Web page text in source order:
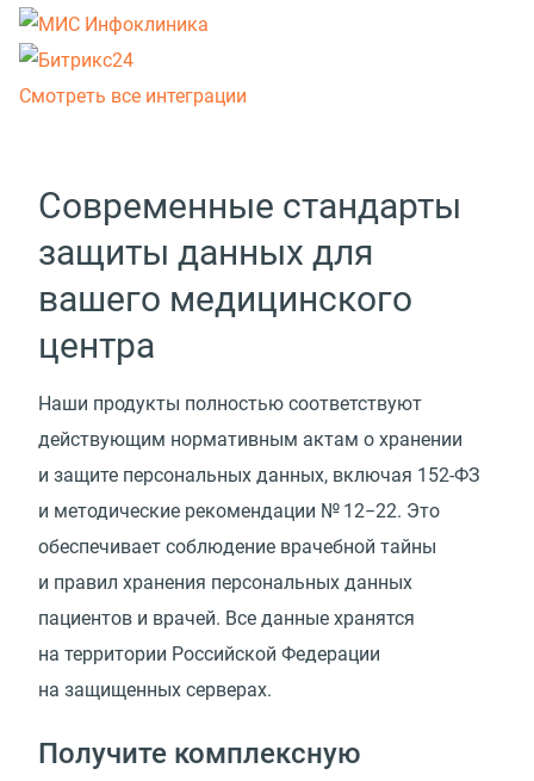
Смотреть все интеграции
Современные стандарты
защиты данных для
вашего медицинского
центра
Наши продукты полностью соответствуют
действующим нормативным актам о хранении
и защите персональных данных, включая 152-ФЗ
и методические рекомендации № 12−22. Это
обеспечивает соблюдение врачебной тайны
и правил хранения персональных данных
пациентов и врачей. Все данные хранятся
на территории Российской Федерации
на защищенных серверах.
Получите комплексную